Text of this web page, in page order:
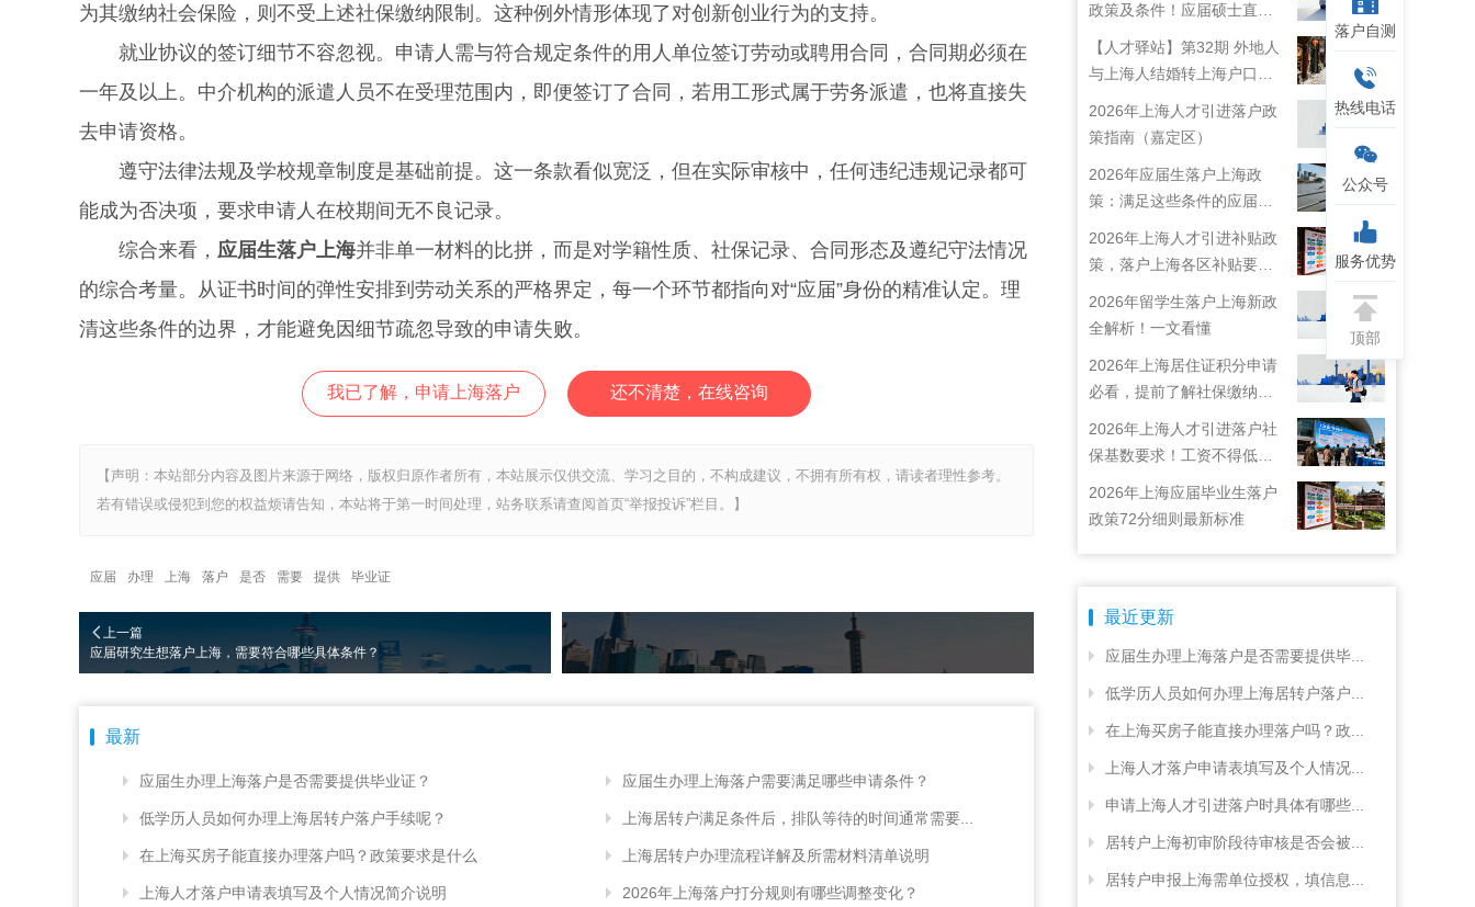
为其缴纳社会保险，则不受上述社保缴纳限制。这种例外情形体现了对创新创业行为的支持。
就业协议的签订细节不容忽视。申请人需与符合规定条件的用人单位签订劳动或聘用合同，合同期必须在
一年及以上。中介机构的派遣人员不在受理范围内，即便签订了合同，若用工形式属于劳务派遣，也将直接失
去申请资格。
遵守法律法规及学校规章制度是基础前提。这一条款看似宽泛，但在实际审核中，任何违纪违规记录都可
能成为否决项，要求申请人在校期间无不良记录。
综合来看， 应届生落户上海并非单一材料的比拼，而是对学籍性质、社保记录、合同形态及遵纪守法情况
的综合考量。从证书时间的弹性安排到劳动关系的严格界定，每一个环节都指向对“应届”身份的精准认定。理
清这些条件的边界，才能避免因细节疏忽导致的申请失败。
我已了解，申请上海落户 还不清楚，在线咨询
【声明：本站部分内容及图片来源于网络，版权归原作者所有，本站展示仅供交流、学习之目的，不构成建议，不拥有所有权，请读者理性参考。
若有错误或侵犯到您的权益烦请告知，本站将于第一时间处理，站务联系请查阅首页“举报投诉”栏目。】
应届 办理 上海 落户 是否 需要 提供 毕业证
上一篇
应届研究生想落户上海，需要符合哪些具体条件？
最新
应届生办理上海落户是否需要提供毕业证？
低学历人员如何办理上海居转户落户手续呢？
在上海买房子能直接办理落户吗？政策要求是什么
上海人才落户申请表填写及个人情况简介说明
应届生办理上海落户需要满足哪些申请条件？
上海居转户满足条件后，排队等待的时间通常需要...
上海居转户办理流程详解及所需材料清单说明
2026年上海落户打分规则有哪些调整变化？
政策及条件！应届硕士直接
落户上海！
【人才驿站】第32期 外地人
与上海人结婚转上海户口攻
略来啦！
2026年上海人才引进落户政
策指南（嘉定区）
2026年应届生落户上海政
策：满足这些条件的应届生
就能落户上海啦！
2026年上海人才引进补贴政
策，落户上海各区补贴要求
2026年留学生落户上海新政
全解析！一文看懂
2026年上海居住证积分申请
必看，提前了解社保缴纳要
2026年上海人才引进落户社
保基数要求！工资不得低于
22792元！
2026年上海应届毕业生落户
政策72分细则最新标准
最近更新
应届生办理上海落户是否需要提供毕...
低学历人员如何办理上海居转户落户...
在上海买房子能直接办理落户吗？政...
上海人才落户申请表填写及个人情况...
申请上海人才引进落户时具体有哪些...
居转户上海初审阶段待审核是否会被...
居转户申报上海需单位授权，填信息...
落户自测
热线电话
公众号
服务优势
顶部